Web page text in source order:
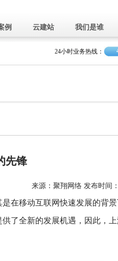
例 云建站 我们是谁
24小时业务热线：
先锋
来源：聚翔网络 发布时间
在移动互联网快速发展的背
了全新的发展机遇，因此，